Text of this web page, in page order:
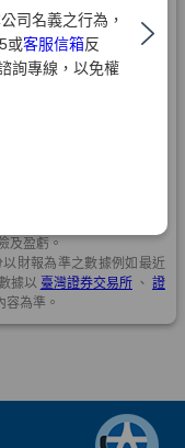
司名義之行為，
或客服信箱反
詢專線，以免權